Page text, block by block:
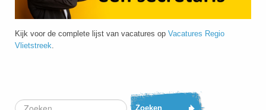
Kijk voor de complete lijst van vacatures op Vacatures Regio
Vlietstreek
Zoeken